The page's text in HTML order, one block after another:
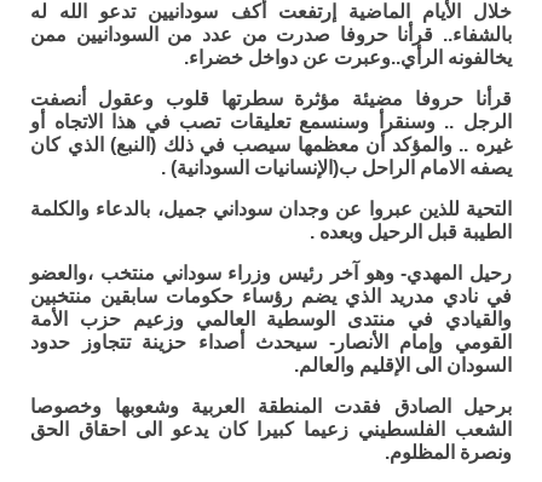
خلال الأيام الماضية إرتفعت أكف سودانيين تدعو الله له
بالشفاء.. قرأنا حروفا صدرت من عدد من السودانيين ممن
يخالفونه الرأي..وعبرت عن دواخل خضراء.
قرأنا حروفا مضيئة مؤثرة سطرتها قلوب وعقول أنصفت
الرجل .. وسنقرأ وسنسمع تعليقات تصب في هذا الاتجاه أو
غيره .. والمؤكد أن معظمها سيصب في ذلك (النبع) الذي كان
يصفه الامام الراحل ب(الإنسانيات السودانية) .
التحية للذين عبروا عن وجدان سوداني جميل، بالدعاء والكلمة
الطيبة قبل الرحيل وبعده .
رحيل المهدي- وهو آخر رئيس وزراء سوداني منتخب ،والعضو
في نادي مدريد الذي يضم رؤساء حكومات سابقين منتخبين
والقيادي في منتدى الوسطية العالمي وزعيم حزب الأمة
القومي وإمام الأنصار- سيحدث أصداء حزينة تتجاوز حدود
السودان الى الإقليم والعالم.
برحيل الصادق فقدت المنطقة العربية وشعوبها وخصوصا
الشعب الفلسطيني زعيما كبيرا كان يدعو الى احقاق الحق
ونصرة المظلوم.